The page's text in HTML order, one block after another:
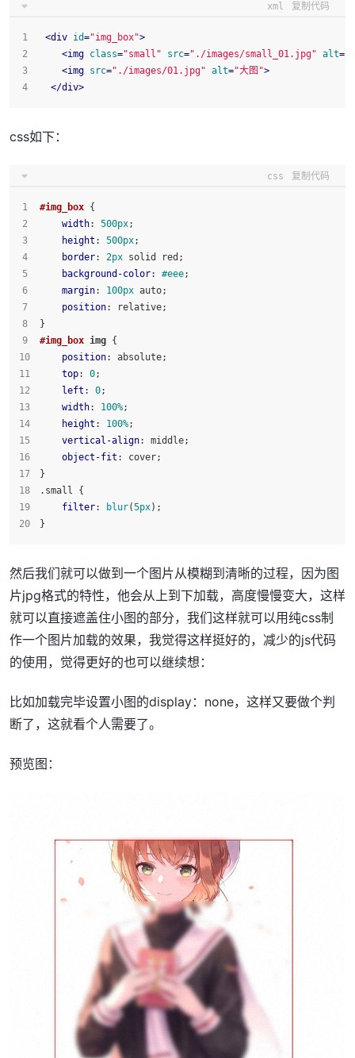
xml 复制代码
<div id="img_box">
<img class="small" src="./images/small_01.jpg" alt=
<img src="./images/01.jpg" alt="大图">
</div>
css如下：
css 复制代码
#img_box {
width: 500px;
height : 500px;
border: 2px solid red;
background-color: #eee;
margin: 100px auto;
position: relative;
}
#img_box img {
position: absolute;
top: 0;
left : 0;
width: 100%;
height : 100%;
vertical-align: middle;
object-fit : cover;
}
.small {
filter: blur(5px);
}
然后我们就可以做到一个图片从模糊到清晰的过程，因为图
片jpg格式的特性，他会从上到下加载，高度慢慢变大，这样
就可以直接遮盖住小图的部分，我们这样就可以用纯css制
作一个图片加载的效果，我觉得这样挺好的，减少的js代码
的使用，觉得更好的也可以继续想：
比如加载完毕设置小图的display：none，这样又要做个判
断了，这就看个人需要了。
预览图：